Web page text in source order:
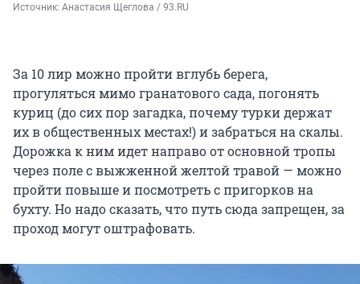
Источник: Анастасия Щеглова / 93.RU
За 10 лир можно пройти вглубь берега,
прогуляться мимо гранатового сада, погонять
куриц (до сих пор загадка, почему турки держат
их в общественных местах!) и забраться на скалы.
Дорожка к ним идет направо от основной тропы
через поле с выжженной желтой травой — можно
пройти повыше и посмотреть с пригорков на
бухту. Но надо сказать, что путь сюда запрещен, за
проход могут оштрафовать.